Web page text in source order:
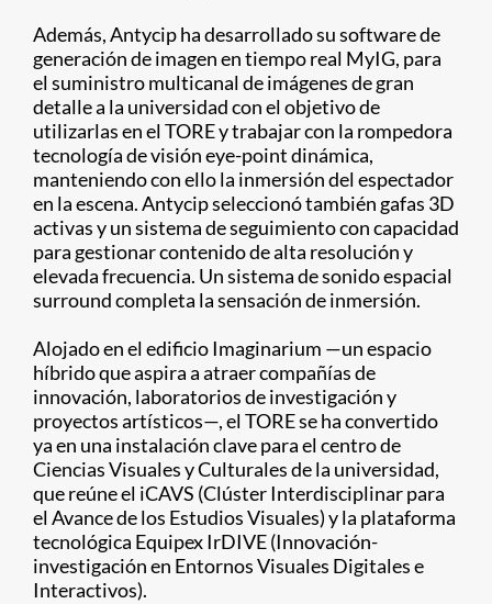
Además, Antycip ha desarrollado su software de
generación de imagen en tiempo real MyIG, para
el suministro multicanal de imágenes de gran
detalle a la universidad con el objetivo de
utilizarlas en el TORE y trabajar con la rompedora
tecnología de visión eye-point dinámica,
manteniendo con ello la inmersión del espectador
en la escena. Antycip seleccionó también gafas 3D
activas y un sistema de seguimiento con capacidad
para gestionar contenido de alta resolución y
elevada frecuencia. Un sistema de sonido espacial
surround completa la sensación de inmersión.
Alojado en el edificio Imaginarium —un espacio
híbrido que aspira a atraer compañías de
innovación, laboratorios de investigación y
proyectos artísticos—, el TORE se ha convertido
ya en una instalación clave para el centro de
Ciencias Visuales y Culturales de la universidad,
que reúne el iCAVS (Clúster Interdisciplinar para
el Avance de los Estudios Visuales) y la plataforma
tecnológica Equipex IrDIVE (Innovación-
investigación en Entornos Visuales Digitales e
Interactivos).